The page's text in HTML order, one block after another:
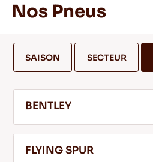
BLOG & VIDEOS
Nos Pneus
SAISON SECTEUR
BENTLEY
FLYING SPUR